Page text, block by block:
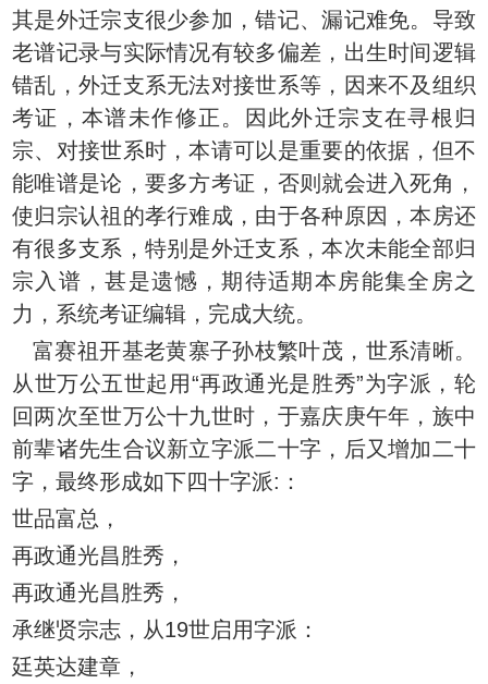
其是外迁宗支很少参加，错记、漏记难免。导致
老谱记录与实际情况有较多偏差，出生时间逻辑
错乱，外迁支系无法对接世系等，因来不及组织
考证，本谱未作修正。因此外迁宗支在寻根归
宗、对接世系时，本请可以是重要的依据，但不
能唯谱是论，要多方考证，否则就会进入死角，
使归宗认祖的孝行难成，由于各种原因，本房还
有很多支系，特别是外迁支系，本次未能全部归
宗入谱，甚是遗憾，期待适期本房能集全房之
力，系统考证编辑，完成大统。
富赛祖开基老黄寨子孙枝繁叶茂，世系清晰。
从世万公五世起用“再政通光是胜秀”为字派，轮
回两次至世万公十九世时，于嘉庆庚午年，族中
前辈诸先生合议新立字派二十字，后又增加二十
字，最终形成如下四十字派:：
世品富总，
再政通光昌胜秀，
再政通光昌胜秀，
承继贤宗志，从19世启用字派：
廷英达建章，